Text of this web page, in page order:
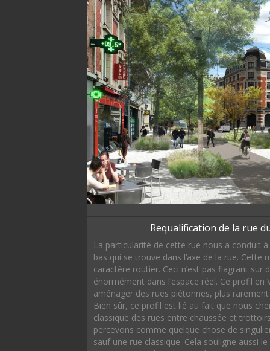
Requalification de la rue
La particularité de cette rue nous a conduit
bas qui se trouve dans l’axe de la rue.
caractère routier. Ceci n’est pas flagrant
énormément dans l’espace réel. Ce profil
aménager des rues piétonnes, plus
Bien sûr, ce profil est lié au fait que nous
classique des rues entre chaussée et
percevons comme quelque chose de
sauf une rue classique. Cela souligne aussi